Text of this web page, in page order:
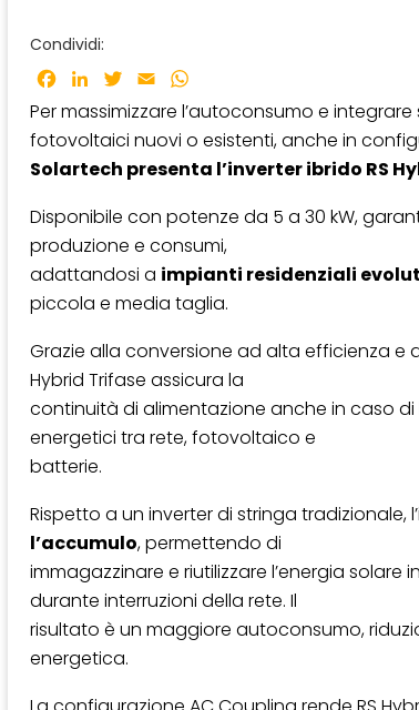
Condividi:
Facebook
LinkedInTwitter
Email
Per massimizzare l’autoconsumo e
fotovoltaici nuovi o esistenti, anche in
Solartech presenta l’inverter ibrido RS
Disponibile con potenze da 5 a 30 kW,
produzione e consumi,
adattandosi a impianti residenziali
piccola e media taglia.
Grazie alla conversione ad alta efficienza e
Hybrid Trifase assicura la
continuità di alimentazione anche in caso
energetici tra rete, fotovoltaico e
batterie.
Rispetto a un inverter di stringa tradizionale,
l’accumulo, permettendo di
immagazzinare e riutilizzare l’energia solare
durante interruzioni della rete. Il
risultato è un maggiore autoconsumo,
energetica.